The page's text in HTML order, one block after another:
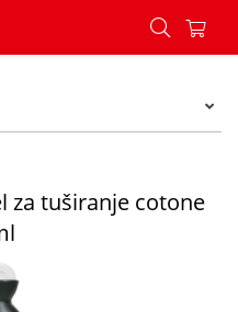
Gel za tuširanje cotone e
za tuširanje cotone